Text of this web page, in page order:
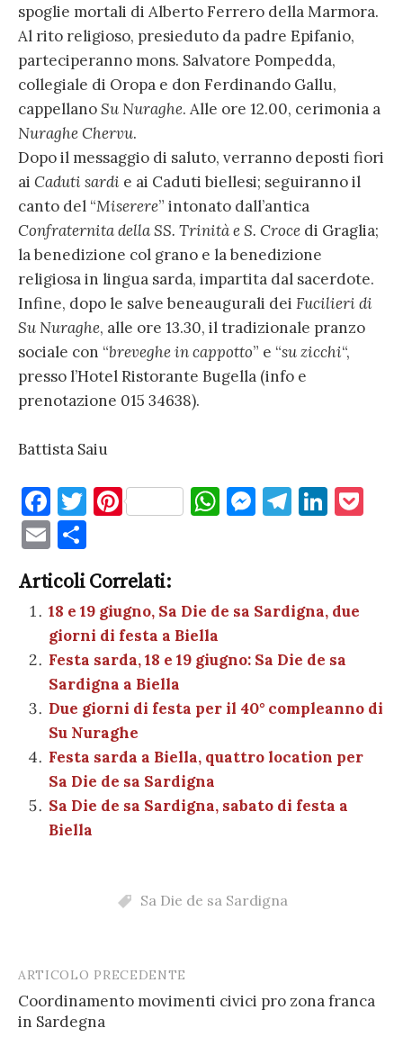
spoglie mortali di Alberto Ferrero della Marmora.
Al rito religioso, presieduto da padre Epifanio,
parteciperanno mons. Salvatore Pompedda,
collegiale di Oropa e don Ferdinando Gallu,
cappellanoSu Nuraghe. Alle ore 12.00, cerimonia a
Nuraghe Chervu.
Dopo il messaggio di saluto, verranno deposti fiori
ai Caduti sardi e ai Caduti biellesi; seguiranno il
canto del “Miserere” intonato dall’antica
Confraternita della SS. Trinità e S. Croce di Graglia;
la benedizione col grano e la benedizione
religiosa in lingua sarda, impartita dal sacerdote.
Infine, dopo le salve beneaugurali dei Fucilieri di
Su Nuraghe, alle ore 13.30, il tradizionale pranzo
sociale con “breveghe in cappotto” e “su zicchi“,
presso l’Hotel Ristorante Bugella (info e
prenotazione 015 34638).
Battista Saiu
F
a
c
e
b
o
o
k
T
te
r
Pi
es
t
W
A
p
p
M
g
er
T
a
m
Li
dI
E
m
ai
l
n
di
vi
di
Articoli Correlati:
18 e 19 giugno, Sa Die de sa Sardigna, due
giorni di festa a Biella
Festa sarda, 18 e 19 giugno: Sa Die de sa
Sardigna a Biella
Due giorni di festa per il 40° compleanno di
Su Nuraghe
Festa sarda a Biella, quattro location per
Sa Die de sa Sardigna
Sa Die de sa Sardigna, sabato di festa a
Biella
Sa Die de sa Sardigna
Post
navigation
ARTICOLO PRECEDENTE
Coordinamento movimenti civici pro zona franca
in Sardegna